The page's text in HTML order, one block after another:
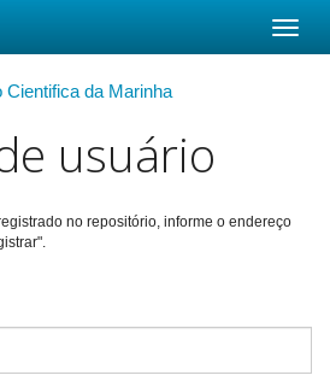
Cientifica da Marinha
usuário
no repositório, informe o endereço